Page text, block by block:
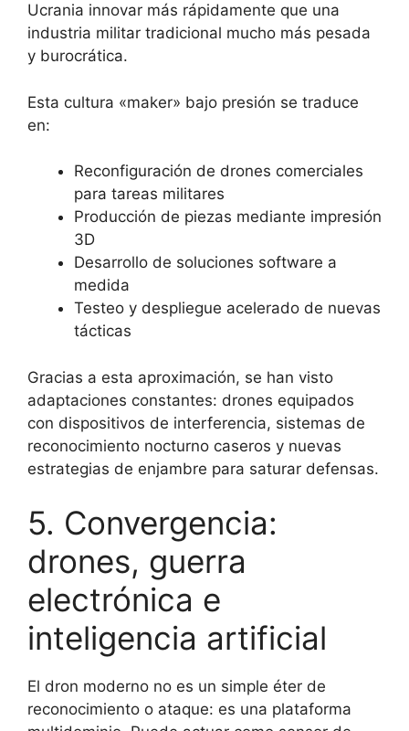
Ucrania innovar más rápidamente que una
industria militar tradicional mucho más pesada
y burocrática.
Esta cultura «maker» bajo presión se traduce
en:
Reconfiguración de drones comerciales
para tareas militares
Producción de piezas mediante impresión
3D
Desarrollo de soluciones software a
medida
Testeo y despliegue acelerado de nuevas
tácticas
Gracias a esta aproximación, se han visto
adaptaciones constantes: drones equipados
con dispositivos de interferencia, sistemas de
reconocimiento nocturno caseros y nuevas
estrategias de enjambre para saturar defensas.
5. Convergencia:
drones, guerra
electrónica e
inteligencia artificial
El dron moderno no es un simple éter de
reconocimiento o ataque: es una plataforma